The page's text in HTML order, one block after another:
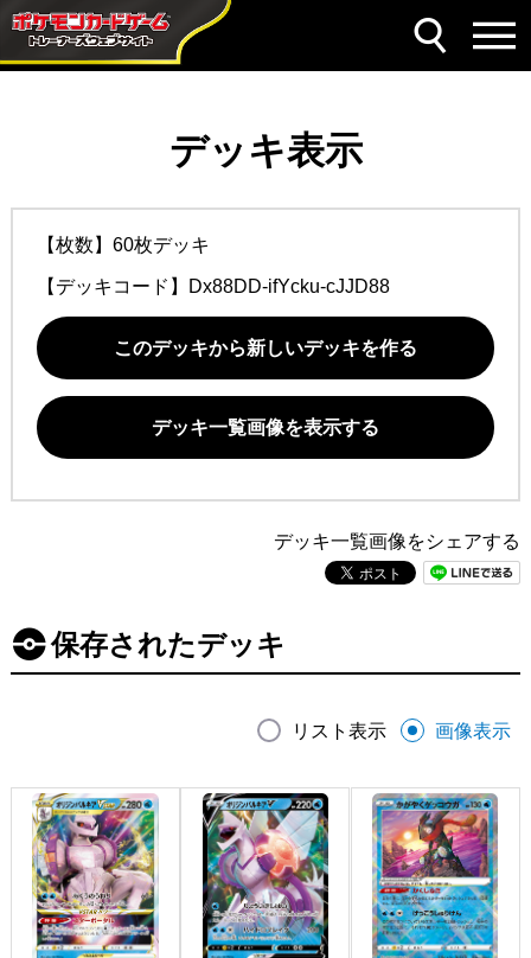
デッキ表示
【枚数】60枚デッキ
【デッキコード】 Dx88DD-ifYcku-cJJD88
このデッキから新しいデッキを作る
デッキ一覧画像を表示する
デッキ一覧画像をシェアする
保存されたデッキ
リスト表示 画像表示